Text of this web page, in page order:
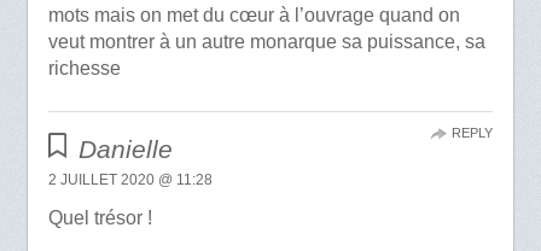
mots mais on met du cœur à l’ouvrage quand on
veut montrer à un autre monarque sa puissance, sa
richesse
Danielle
2 JUILLET 2020 @ 11:28
Quel trésor !
REPLY